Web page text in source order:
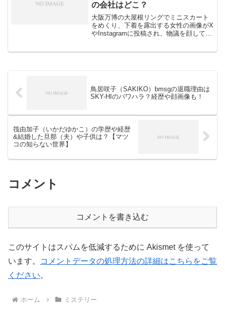
の会社はどこ？
大阪万博の大屋根リングでミニスカート
をめくり、下着を露出する女性の画像がX
やInstagramに投稿され、物議を顔してい
鳥居咲子（SAKIKO）bmsgの退職理由は
SKY-HIのパワハラ？経歴や顔画像も！
筏由加子（いかだゆかこ）の学歴や経歴
&結婚した旦那（夫）や子供は？【マツ
コの知らない世界】
コメント
コメントを書き込む
このサイトはスパムを低減するために Akismet を使って
います。
コメントデータの処理方法の詳細はこちらをご覧
ください。
ホーム ミステリー